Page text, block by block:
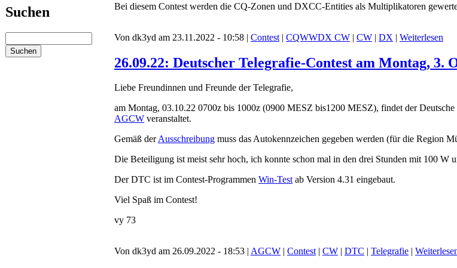
Suchen
Bei diesem Contest werden die CQ-Zonen und DXCC-Entities als Multiplikatoren
Von dk3yd am 23.11.2022 - 10:58 | Contest | CQWWDX CW | CW | DX | Weiterlesen
26.09.22: Deutscher Telegrafie-Contest am Montag, 3.
Liebe Freundinnen und Freunde der Telegrafie,
am Montag, 03.10.22 0700z bis 1000z (0900 MESZ bis1200 MESZ), findet der
AGCW veranstaltet.
Gemäß derAusschreibung muss das Autokennzeichen gegeben werden (für die Region
Die Beteiligung ist meist sehr hoch, ich konnte schon mal in den drei Stunden mit 100 W
Der DTC ist im Contest-Programmen Win-Testab Version 4.31 eingebaut.
Viel Spaß im Contest!
vy 73
Von dk3yd am 26.09.2022 - 18:53 | AGCW Contest| CW DTC Telegrafie